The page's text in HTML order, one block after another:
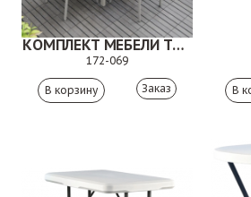
КОМПЛЕКТ МЕБЕЛИ ТРАЙЛИ
172-069
Заказ